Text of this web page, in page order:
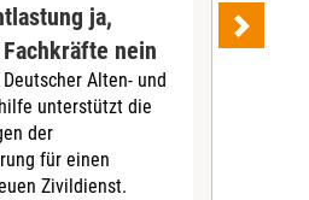
ja,
nein
Alten- und
unterstützt die
der
für einen
Zivildienst.